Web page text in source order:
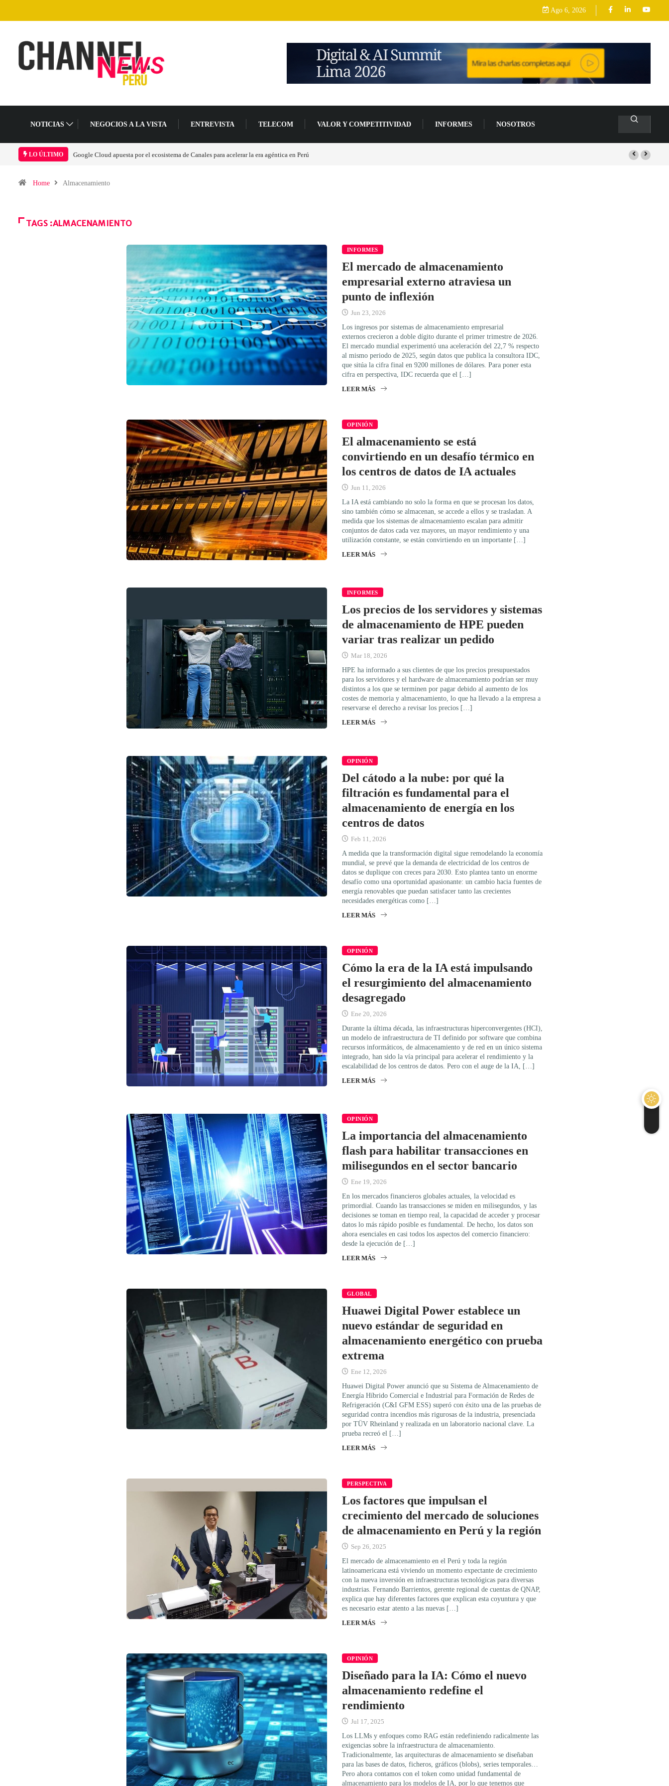
Ago 6, 2026
NOTICIAS NEGOCIOS A LA VISTA ENTREVISTA TELECOM VALOR Y COMPETITIVIDAD INFORMES NOSOTROS
LO ÚLTIMO Las causas del impulso al alza en el precio de las placas base
Home Almacenamiento
TAGS :ALMACENAMIENTO
INFORMES
El mercado de almacenamiento
empresarial externo atraviesa un
punto de inflexión
Jun 23, 2026
Los ingresos por sistemas de almacenamiento empresarial
externos crecieron a doble dígito durante el primer trimestre de 2026.
El mercado mundial experimentó una aceleración del 22,7 % respecto
al mismo periodo de 2025, según datos que publica la consultora IDC,
que sitúa la cifra final en 9200 millones de dólares. Para poner esta
cifra en perspectiva, IDC recuerda que el […]
LEER MÁS
OPINIÓN
El almacenamiento se está
convirtiendo en un desafío térmico en
los centros de datos de IA actuales
Jun 11, 2026
La IA está cambiando no solo la forma en que se procesan los datos,
sino también cómo se almacenan, se accede a ellos y se trasladan. A
medida que los sistemas de almacenamiento escalan para admitir
conjuntos de datos cada vez mayores, un mayor rendimiento y una
utilización constante, se están convirtiendo en un importante […]
LEER MÁS
INFORMES
Los precios de los servidores y sistemas
de almacenamiento de HPE pueden
variar tras realizar un pedido
Mar 18, 2026
HPE ha informado a sus clientes de que los precios presupuestados
para los servidores y el hardware de almacenamiento podrían ser muy
distintos a los que se terminen por pagar debido al aumento de los
costes de memoria y almacenamiento, lo que ha llevado a la empresa a
reservarse el derecho a revisar los precios […]
LEER MÁS
OPINIÓN
Del cátodo a la nube: por qué la
filtración es fundamental para el
almacenamiento de energía en los
centros de datos
Feb 11, 2026
A medida que la transformación digital sigue remodelando la economía
mundial, se prevé que la demanda de electricidad de los centros de
datos se duplique con creces para 2030. Esto plantea tanto un enorme
desafío como una oportunidad apasionante: un cambio hacia fuentes de
energía renovables que puedan satisfacer tanto las crecientes
necesidades energéticas como […]
LEER MÁS
OPINIÓN
Cómo la era de la IA está impulsando
el resurgimiento del almacenamiento
desagregado
Ene 20, 2026
Durante la última década, las infraestructuras hiperconvergentes (HCI),
un modelo de infraestructura de TI definido por software que combina
recursos informáticos, de almacenamiento y de red en un único sistema
integrado, han sido la vía principal para acelerar el rendimiento y la
escalabilidad de los centros de datos. Pero con el auge de la IA, […]
LEER MÁS
OPINIÓN
La importancia del almacenamiento
flash para habilitar transacciones en
milisegundos en el sector bancario
Ene 19, 2026
En los mercados financieros globales actuales, la velocidad es
primordial. Cuando las transacciones se miden en milisegundos, y las
decisiones se toman en tiempo real, la capacidad de acceder y procesar
datos lo más rápido posible es fundamental. De hecho, los datos son
ahora esenciales en casi todos los aspectos del comercio financiero:
desde la ejecución de […]
LEER MÁS
GLOBAL
Huawei Digital Power establece un
nuevo estándar de seguridad en
almacenamiento energético con prueba
extrema
Ene 12, 2026
Huawei Digital Power anunció que su Sistema de Almacenamiento de
Energía Híbrido Comercial e Industrial para Formación de Redes de
Refrigeración (C&I GFM ESS) superó con éxito una de las pruebas de
seguridad contra incendios más rigurosas de la industria, presenciada
por TÜV Rheinland y realizada en un laboratorio nacional clave. La
prueba recreó el […]
LEER MÁS
PERSPECTIVA
Los factores que impulsan el
crecimiento del mercado de soluciones
de almacenamiento en Perú y la región
Sep 26, 2025
El mercado de almacenamiento en el Perú y toda la región
latinoamericana está viviendo un momento expectante de crecimiento
con la nueva inversión en infraestructuras tecnológicas para diversas
industrias. Fernando Barrientos, gerente regional de cuentas de QNAP,
explica que hay diferentes factores que explican esta coyuntura y que
es necesario estar atento a las nuevas […]
LEER MÁS
OPINIÓN
Diseñado para la IA: Cómo el nuevo
almacenamiento redefine el
rendimiento
Jul 17, 2025
Los LLMs y enfoques como RAG están redefiniendo radicalmente las
exigencias sobre la infraestructura de almacenamiento.
Tradicionalmente, las arquitecturas de almacenamiento se diseñaban
para las bases de datos, ficheros, gráficos (blobs), series temporales…
Pero ahora contamos con el token como unidad fundamental de
almacenamiento para los modelos de IA, por lo que tenemos que